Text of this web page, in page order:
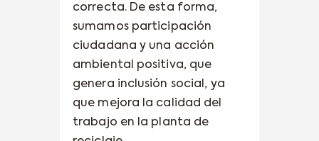
correcta. De esta forma,
sumamos participación
ciudadana y una acción
ambiental positiva, que
genera inclusión social, ya
que mejora la calidad del
trabajo en la planta de